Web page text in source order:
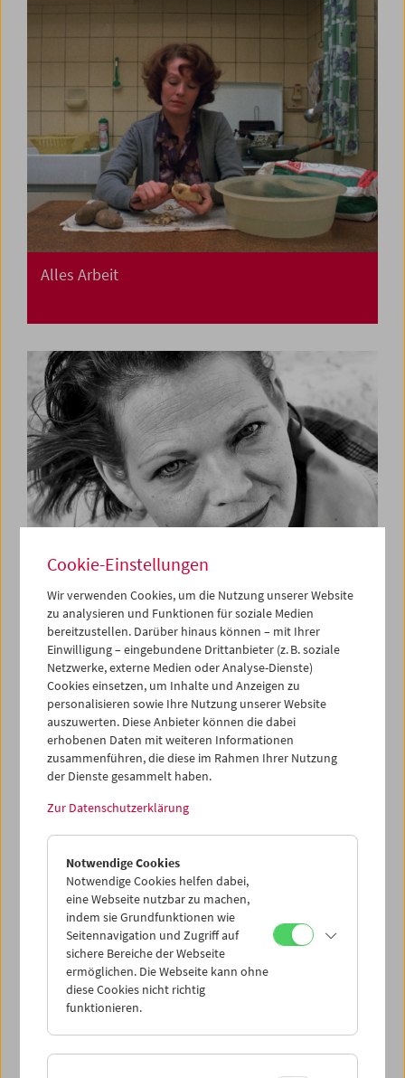
Alles Arbeit
Emily Artmann
In memoriam
In Person und Carte Blanche: Viktoria Schmid
Widerspiegelnde Lichter
Cookie-Einstellungen
Wir verwenden Cookies, um die Nutzung unserer Website
zu analysieren und Funktionen für soziale Medien
bereitzustellen. Darüber hinaus können – mit Ihrer
Einwilligung – eingebundene Drittanbieter (z. B. soziale
Netzwerke, externe Medien oder Analyse-Dienste)
Cookies einsetzen, um Inhalte und Anzeigen zu
personalisieren sowie Ihre Nutzung unserer Website
auszuwerten. Diese Anbieter können die dabei
erhobenen Daten mit weiteren Informationen
zusammenführen, die diese im Rahmen Ihrer Nutzung
der Dienste gesammelt haben.
Zur Datenschutzerklärung
Notwendige Cookies
Notwendige Cookies helfen dabei,
eine Webseite nutzbar zu machen,
indem sie Grundfunktionen wie
Seitennavigation und Zugriff auf
sichere Bereiche der Webseite
ermöglichen. Die Webseite kann ohne
diese Cookies nicht richtig
funktionieren.